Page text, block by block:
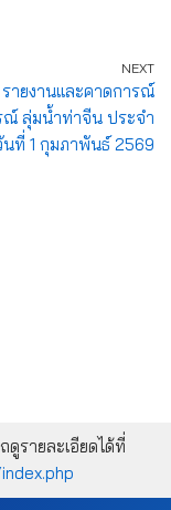
NEXT
รายงานและคาดการณ์
ณ์ ลุ่มน้ำท่าจีน ประจำ
นที่ 1 กุมภาพันธ์ 2569
รายละเอียดได้ที่